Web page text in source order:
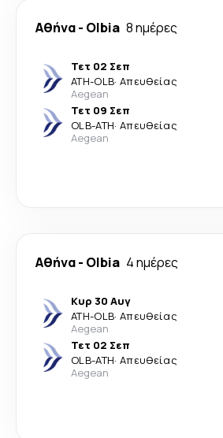
Αθήνα- Olbia 8 ημέρες
Τετ 02 Σεπ
ATH-OLB· Απευθείας
Aegean
Τετ 09 Σεπ
OLB-ATH· Απευθείας
Aegean
Αθήνα- Olbia 4 ημέρες
Κυρ 30 Αυγ
ATH-OLB· Απευθείας
Aegean
Τετ 02 Σεπ
OLB-ATH· Απευθείας
Aegean